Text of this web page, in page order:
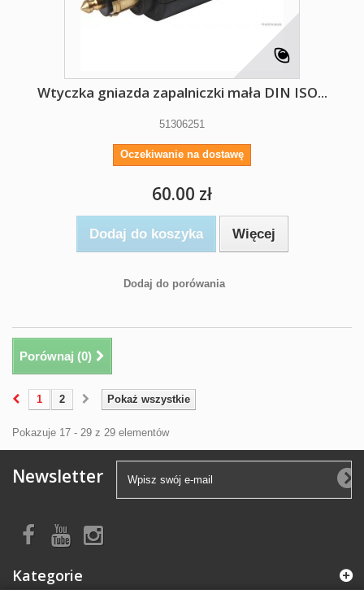
Wtyczka gniazda zapalniczki mała DIN ISO...
51306251
Oczekiwanie na dostawę
60.00 zł
Dodaj do koszyka Więcej
Dodaj do porówania
Porównaj (0)
Pokaż wszystkie
1 2
Pokazuje 17 - 29 z 29 elementów
Newsletter
Kategorie